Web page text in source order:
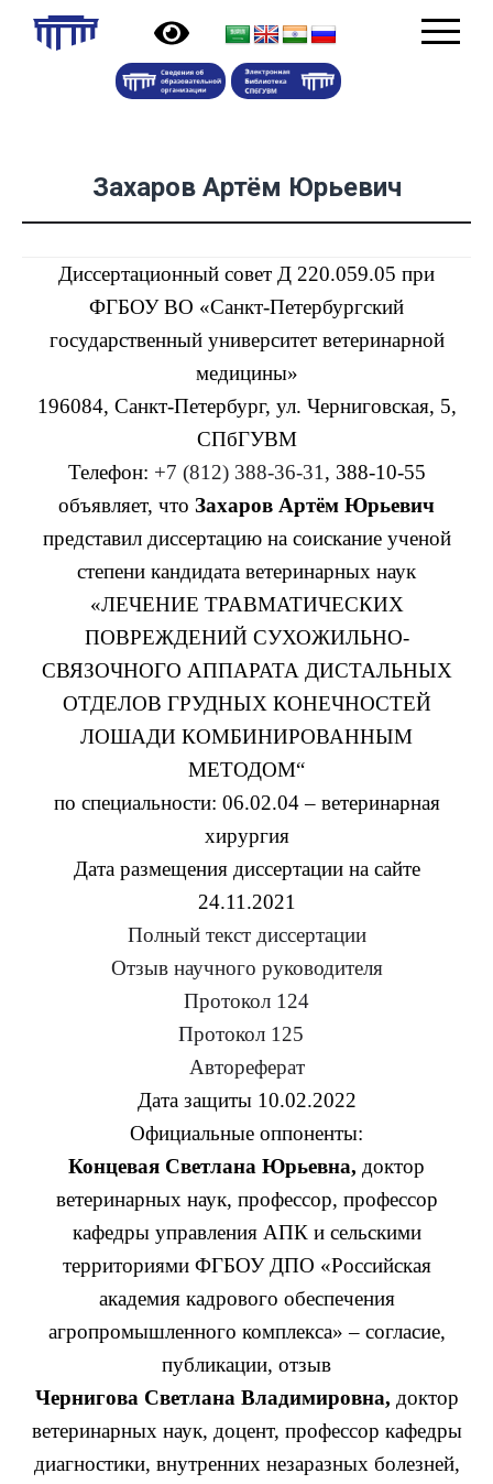
Захаров Артём Юрьевич
Диссертационный совет Д 220.059.05 при
ФГБОУ ВО «Санкт-Петербургский
государственный университет ветеринарной
медицины»
196084, Санкт-Петербург, ул. Черниговская, 5,
СПбГУВМ
Телефон: +7 (812) 388-36-31 , 388-10-55
объявляет, что Захаров Артём Юрьевич
представил диссертацию на соискание ученой
степени кандидата ветеринарных наук
«ЛЕЧЕНИЕ ТРАВМАТИЧЕСКИХ
ПОВРЕЖДЕНИЙ СУХОЖИЛЬНО-
СВЯЗОЧНОГО АППАРАТА ДИСТАЛЬНЫХ
ОТДЕЛОВ ГРУДНЫХ КОНЕЧНОСТЕЙ
ЛОШАДИ КОМБИНИРОВАННЫМ
МЕТОДОМ“
по специальности: 06.02.04 – ветеринарная
хирургия
Дата размещения диссертации на сайте
24.11.2021
Полный текст диссертации
Отзыв научного руководителя
Протокол 124
Протокол 125
Автореферат
Дата защиты 10.02.2022
Официальные оппоненты:
Концевая Светлана Юрьевна, доктор
ветеринарных наук, профессор, профессор
кафедры управления АПК и сельскими
территориями ФГБОУ ДПО «Российская
академия кадрового обеспечения
агропромышленного комплекса» – согласие,
публикации, отзыв
Чернигова Светлана Владимировна, доктор
ветеринарных наук, доцент, профессор кафедры
диагностики, внутренних незаразных болезней,